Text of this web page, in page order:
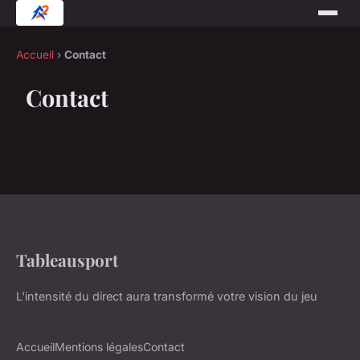
Accueil › Contact
Contact
Tableausport
L'intensité du direct aura transformé votre vision du jeu
AccueilMentions légalesContact